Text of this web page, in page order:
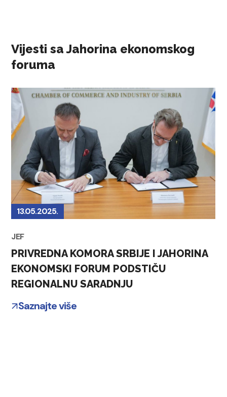
Vijesti sa Jahorina ekonomskog
foruma
13.05.2025.
JEF
PRIVREDNA KOMORA SRBIJE I JAHORINA
EKONOMSKI FORUM PODSTIČU
REGIONALNU SARADNJU
Saznajte više